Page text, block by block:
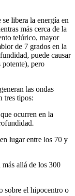
libera la energía en
más cerca de la
telúrico, mayor
de 7 grados en la
puede causar
potente), pero
las ondas
tres tipos:
ocurren en la
lugar entre los 70 y
allá de los 300
sobre el hipocentro o